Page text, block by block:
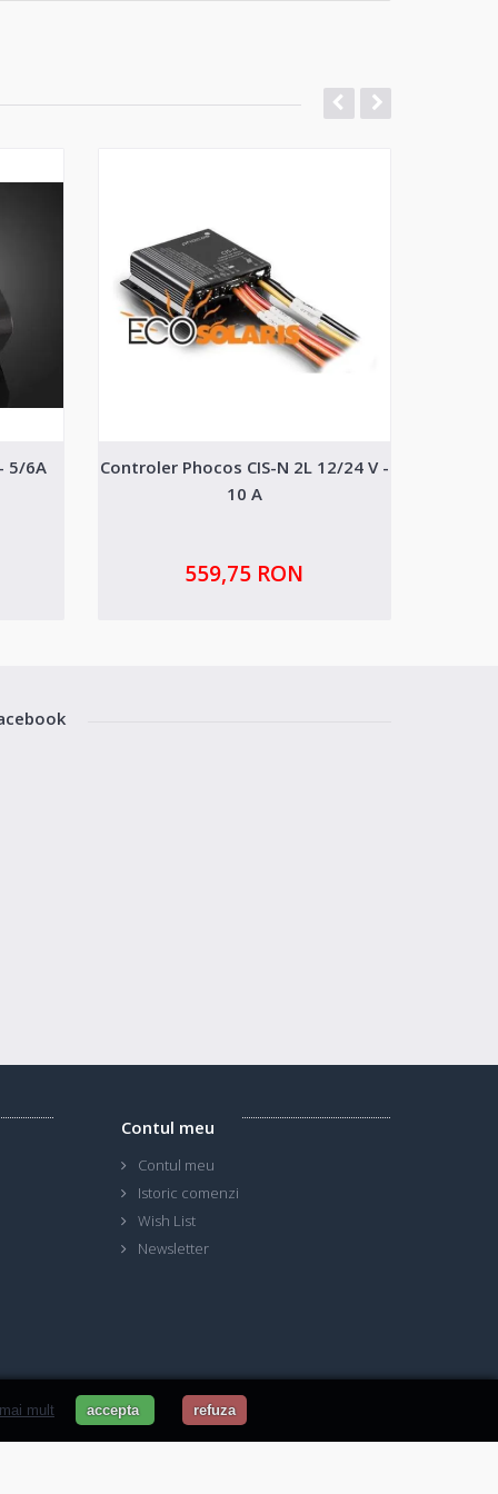
mult accepta refuza
5/6A
Controler Phocos CIS-N 2L 12/24 V -
10 A
559,75 RON
Contul meu
Contul meu
Istoric comenzi
Wish List
Newsletter